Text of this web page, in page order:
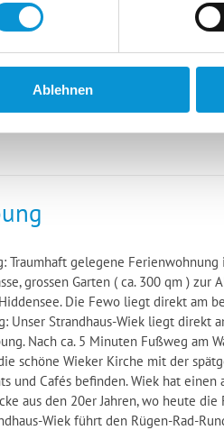
Ablehnen
Frühstück möglich
Traumhaft gelegene
grossen Garten ( ca. 300 qm )
Die Fewo liegt direkt am
Unser Strandhaus-Wiek liegt direkt
Nach ca. 5 Minuten Fußweg am
schöne Wieker Kirche mit der
und Cafés befinden. Wiek hat
aus den 20er Jahren, wo heute
Wiek führt den Rügen-Rad-